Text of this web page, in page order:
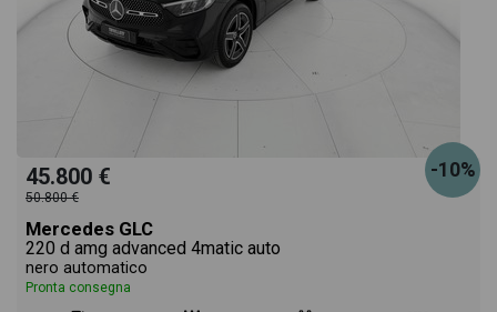
-10%
45.800 €
50.800 €
Mercedes GLC
220 d amg advanced 4matic auto
nero automatico
Pronta consegna